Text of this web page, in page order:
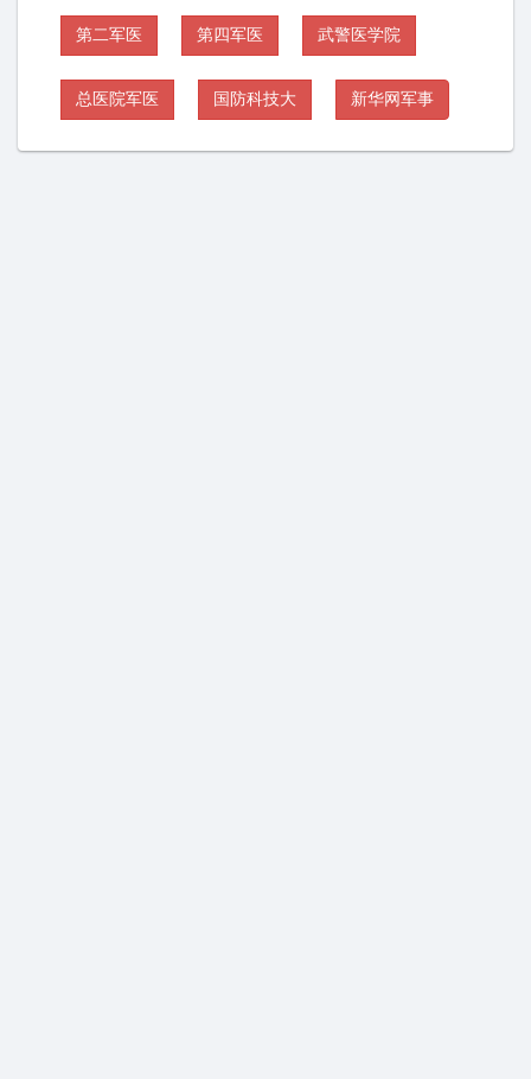
第二军医 第四军医 武警医学院
总医院军医 国防科技大 新华网军事